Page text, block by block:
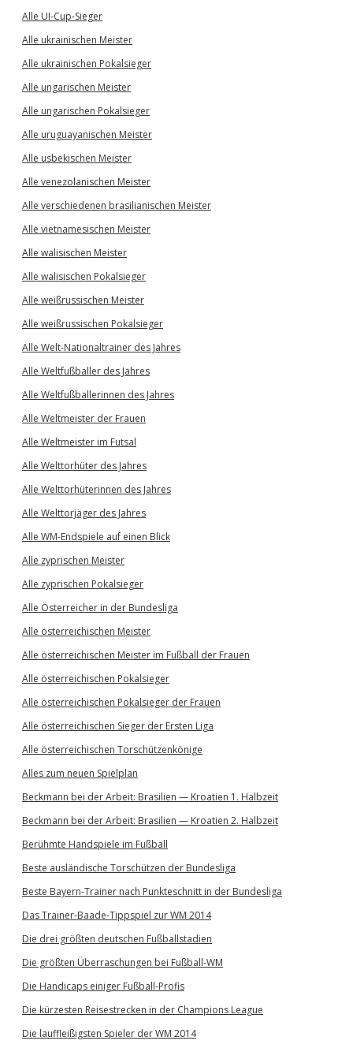
Alle UI-Cup-Sieger
Alle ukrainischen Meister
Alle ukrainischen Pokalsieger
Alle ungarischen Meister
Alle ungarischen Pokalsieger
Alle uruguayanischen Meister
Alle usbekischen Meister
Alle venezolanischen Meister
Alle verschiedenen brasilianischen Meister
Alle vietnamesischen Meister
Alle walisischen Meister
Alle walisischen Pokalsieger
Alle weißrussischen Meister
Alle weißrussischen Pokalsieger
Alle Welt-Nationaltrainer des Jahres
Alle Weltfußballer des Jahres
Alle Weltfußballerinnen des Jahres
Alle Weltmeister der Frauen
Alle Weltmeister im Futsal
Alle Welttorhüter des Jahres
Alle Welttorhüterinnen des Jahres
Alle Welttorjäger des Jahres
Alle WM-Endspiele auf einen Blick
Alle zyprischen Meister
Alle zyprischen Pokalsieger
Alle Österreicher in der Bundesliga
Alle österreichischen Meister
Alle österreichischen Meister im Fußball der Frauen
Alle österreichischen Pokalsieger
Alle österreichischen Pokalsieger der Frauen
Alle österreichischen Sieger der Ersten Liga
Alle österreichischen Torschützenkönige
Alles zum neuen Spielplan
Beckmann bei der Arbeit: Brasilien — Kroatien 1. Halbzeit
Beckmann bei der Arbeit: Brasilien — Kroatien 2. Halbzeit
Berühmte Handspiele im Fußball
Beste ausländische Torschützen der Bundesliga
Beste Bayern-Trainer nach Punkteschnitt in der Bundesliga
Das Trainer-Baade-Tippspiel zur WM 2014
Die drei größten deutschen Fußballstadien
Die größten Überraschungen bei Fußball-WM
Die Handicaps einiger Fußball-Profis
Die kürzesten Reisestrecken in der Champions League
Die lauffleißigsten Spieler der WM 2014